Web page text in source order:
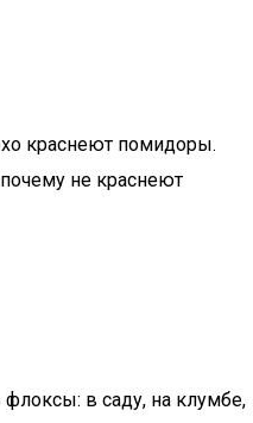
краснеют помидоры.
не краснеют
в саду, на клумбе,